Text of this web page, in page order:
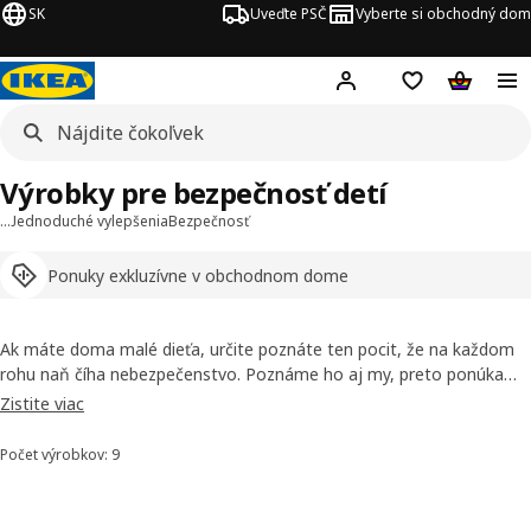
SK Uveďte PSČ Vyberte si obchodný dom
Hej! Prihlásenie
NákupnýNákupný
…Jednoduché vylepšeniaBezpečnosť
Ponuky exkluzívne v obchodnom dome
Výrobky pre bezpečnosť detí
Ak máte doma malé dieťa, určite poznáte ten pocit, že na každom
rohu naň číha nebezpečenstvo. Poznáme ho aj my, preto ponúkame
chrániče rohov či poistky na zásuvky a okná. Vďaka našim výrobkom
objavovaniu nového sveta bez toho, aby mu hrozilo nejaké
Zistite viac
Zoradiť a filtrovať
Počet výrobkov: 9